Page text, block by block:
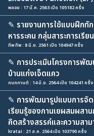
พลอย : 17 มี.ค. 2563 เปิด 105182 ครั้ง
✎ รายงานการใช้แบบฝึก
หารระคน กลุ่มสาระการเ
ทิพ ทิพ : 8 มิ.ย. 2561 เปิด 104947 ครั้ง
✎ การประเมินโครงการพั
บ้านแก่งเจ็ดแคว
กนกกานต์ : 14 มิ.ย. 2564 เปิด 104241 ครั้ง
✎ การพัฒนารูปแบบการจัด
เรียนรู้ของกานเยผสมผส
คิดสร้างสรรค์และความสา
kratai : 21 ส.ค. 2564 เปิด 103790 ครั้ง